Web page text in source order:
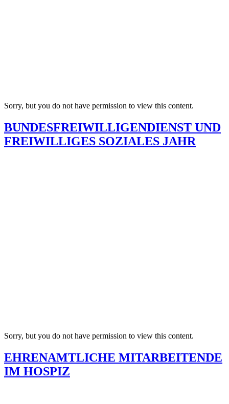
Sorry, but you do not have permission to view this content.
BUNDESFREIWILLIGENDIENST UND
FREIWILLIGES SOZIALES JAHR
Sorry, but you do not have permission to view this content.
EHRENAMTLICHE MITARBEITENDE
IM HOSPIZ